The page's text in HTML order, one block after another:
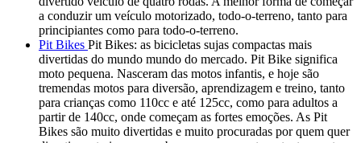
a conduzir um veículo motorizado, todo-o-terreno, tanto para
principiantes como para todo-o-terreno.
Pit Bikes Pit Bikes: as bicicletas sujas compactas mais
divertidas do mundo mundo do mercado. Pit Bike significa
moto pequena. Nasceram das motos infantis, e hoje são
tremendas motos para diversão, aprendizagem e treino, tanto
para crianças como 110cc e até 125cc, como para adultos a
partir de 140cc, onde começam as fortes emoções. As Pit
Bikes são muito divertidas e muito procuradas por quem quer